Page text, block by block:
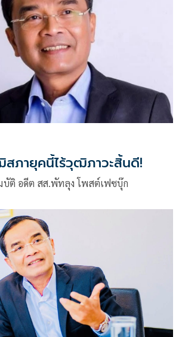
ภายุคนี้ไร้วุฒิภาวะสิ้นดี!
ติ อดีต สส.พัทลุง โพสต์เฟซบุ๊ก